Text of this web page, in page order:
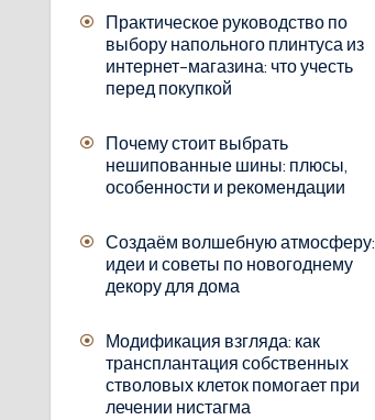
Практическое руководство по
выбору напольного плинтуса из
интернет-магазина: что учесть
перед покупкой
Почему стоит выбрать
нешипованные шины: плюсы,
особенности и рекомендации
Создаём волшебную атмосферу:
идеи и советы по новогоднему
декору для дома
Модификация взгляда: как
трансплантация собственных
стволовых клеток помогает при
лечении нистагма